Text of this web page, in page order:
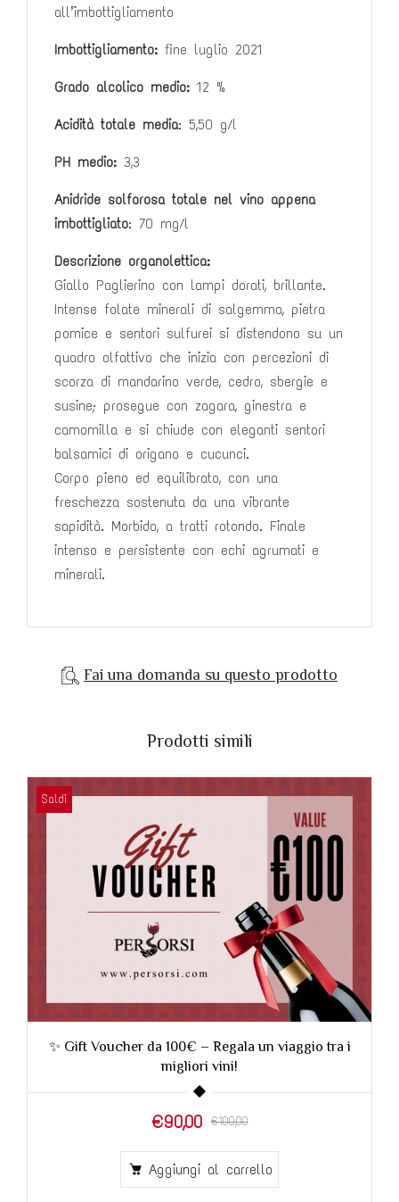
all’imbottigliamento
Imbottigliamento: fine luglio 2021
Grado alcolico medio: 12 %
Acidità totale media: 5,50 g/l
PH medio: 3,3
Anidride solforosa totale nel vino appena
imbottigliato: 70 mg/l
Descrizione organolettica:
Giallo Paglierino con lampi dorati, brillante.
Intense folate minerali di salgemma, pietra
pomice e sentori sulfurei si distendono su un
quadro olfattivo che inizia con percezioni di
scorza di mandarino verde, cedro, sbergie e
susine; prosegue con zagara, ginestra e
camomilla e si chiude con eleganti sentori
balsamici di origano e cucunci.
Corpo pieno ed equilibrato, con una
freschezza sostenuta da una vibrante
sapidità. Morbido, a tratti rotondo. Finale
intenso e persistente con echi agrumati e
minerali.
Fai una domanda su questo prodotto
Prodotti simili
Voucher da 100€ – Regala un viaggio tra i
€100,00
Aggiungi al carrello
Saldi
🍷 Gift